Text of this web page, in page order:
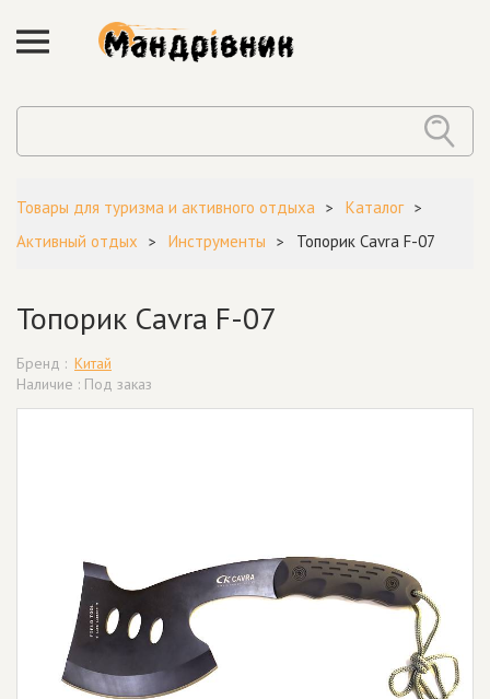
Товары для туризма и активного отдыха
Каталог
Активный отдых
Инструменты Топорик Cavra F-07
Топорик Cavra F-07
Бренд : Китай
Наличие : Под заказ